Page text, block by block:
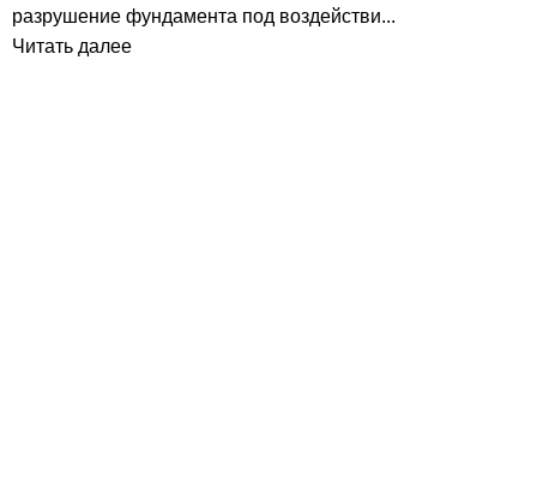
разрушение фундамента под воздействи...
Читать далее